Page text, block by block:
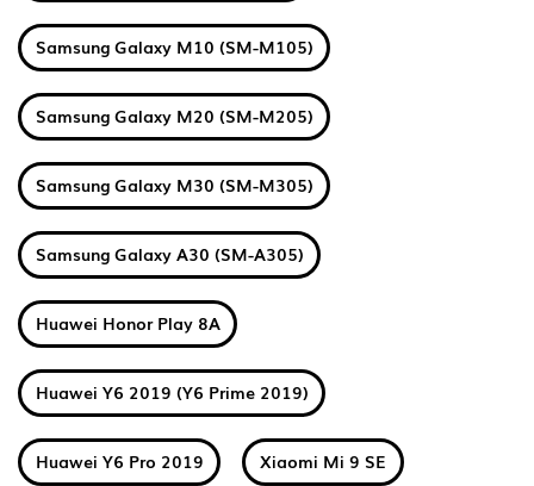
Samsung Galaxy M10 (SM-M105)
Samsung Galaxy M20 (SM-M205)
Samsung Galaxy M30 (SM-M305)
Samsung Galaxy A30 (SM-A305)
Huawei Honor Play 8A
Huawei Y6 2019 (Y6 Prime 2019)
Huawei Y6 Pro 2019 Xiaomi Mi 9 SE